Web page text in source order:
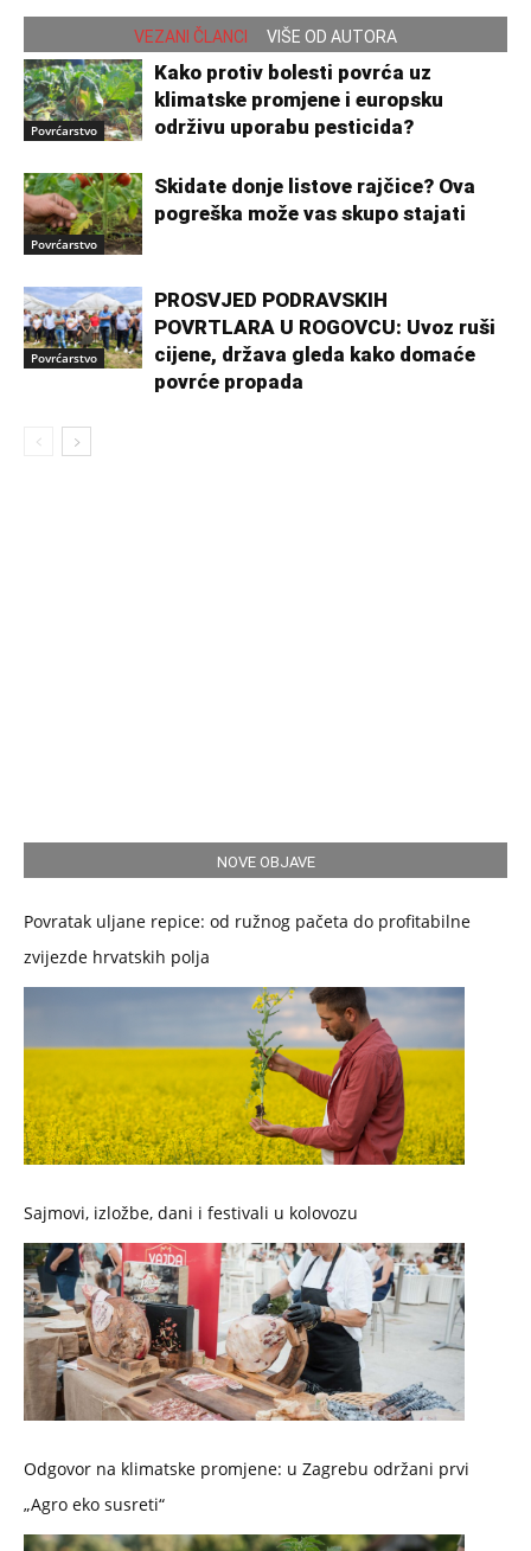
VEZANI ČLANCI VIŠE OD AUTORA
Povrćarstvo
Kako protiv bolesti povrća uz
klimatske promjene i europsku
održivu uporabu pesticida?
Povrćarstvo
Skidate donje listove rajčice? Ova
pogreška može vas skupo stajati
Povrćarstvo
PROSVJED PODRAVSKIH
POVRTLARA U ROGOVCU: Uvoz ruši
cijene, država gleda kako domaće
povrće propada
NOVE OBJAVE
Povratak uljane repice: od ružnog pačeta do profitabilne
zvijezde hrvatskih polja
Sajmovi, izložbe, dani i festivali u kolovozu
Odgovor na klimatske promjene: u Zagrebu održani prvi
„Agro eko susreti“